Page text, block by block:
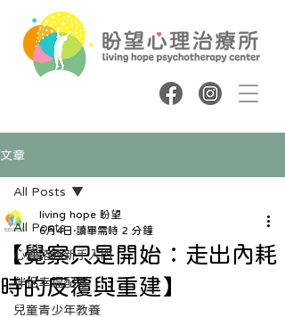
文章
All Posts
心理諮商新手入門
伴侶幸福配方
兒童青少年教養
All Posts
【覺察只是開始：走出內耗
時的反覆與重建】
living hope 盼望
6月4日 讀畢需時 2 分鐘